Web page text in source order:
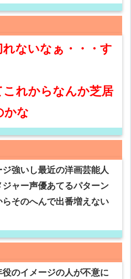
ないなぁ・・・す
これからなんか芝居
かな
強いし最近の洋画芸能人
ャー声優あてるパターン
そのへんで出番増えない
のイメージの人が不意に